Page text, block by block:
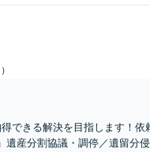
できる解決を目指します！依
産分割協議・調停／遺留分